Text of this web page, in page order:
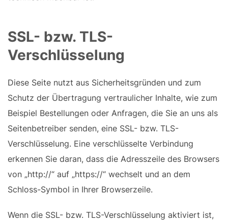
SSL- bzw. TLS-
Verschlüsselung
Diese Seite nutzt aus Sicherheitsgründen und zum
Schutz der Übertragung vertraulicher Inhalte, wie zum
Beispiel Bestellungen oder Anfragen, die Sie an uns als
Seitenbetreiber senden, eine SSL- bzw. TLS-
Verschlüsselung. Eine verschlüsselte Verbindung
erkennen Sie daran, dass die Adresszeile des Browsers
von „http://“ auf „https://“ wechselt und an dem
Schloss-Symbol in Ihrer Browserzeile.
Wenn die SSL- bzw. TLS-Verschlüsselung aktiviert ist,